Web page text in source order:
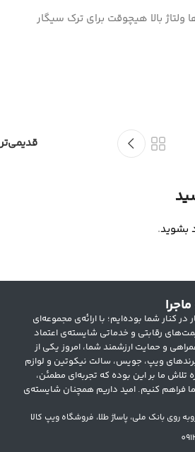
بالا هیچوقت برای ترک سیگار
قدیمی‌تر
بشوید.
۱۳۹۹، با افتخار در کنار شما بوده‌ایم؛ با ارائه‌ی مجموعه‌ای
رقابتی و خدماتی شایسته‌ی اعتماد
و حمایت ارزشمند شما، امروز یکی از
ویپ، جویس، سالت نیکوتین و لوازم
ما بر این بوده که تجربه‌ای مطمئن،
فراهم کنیم. امید داریم همچنان شایسته‌ی
روی بانک ملی، پاساژ طلا، فروشگاه ویپ کالا